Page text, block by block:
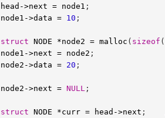
head ->next = node1 ;
node1 ->data = 10 ;
struct NODE *node2 = malloc ( sizeof (
node1 ->next = node2 ;
node2 ->data = 20 ;
node2 ->next = NULL;
struct NODE *curr = head ->next ;